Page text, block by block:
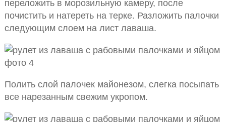
переложить в морозильную камеру, после
почистить и натереть на терке. Разложить палочки
следующим слоем на лист лаваша.
Полить слой палочек майонезом, слегка посыпать
все нарезанным свежим укропом.